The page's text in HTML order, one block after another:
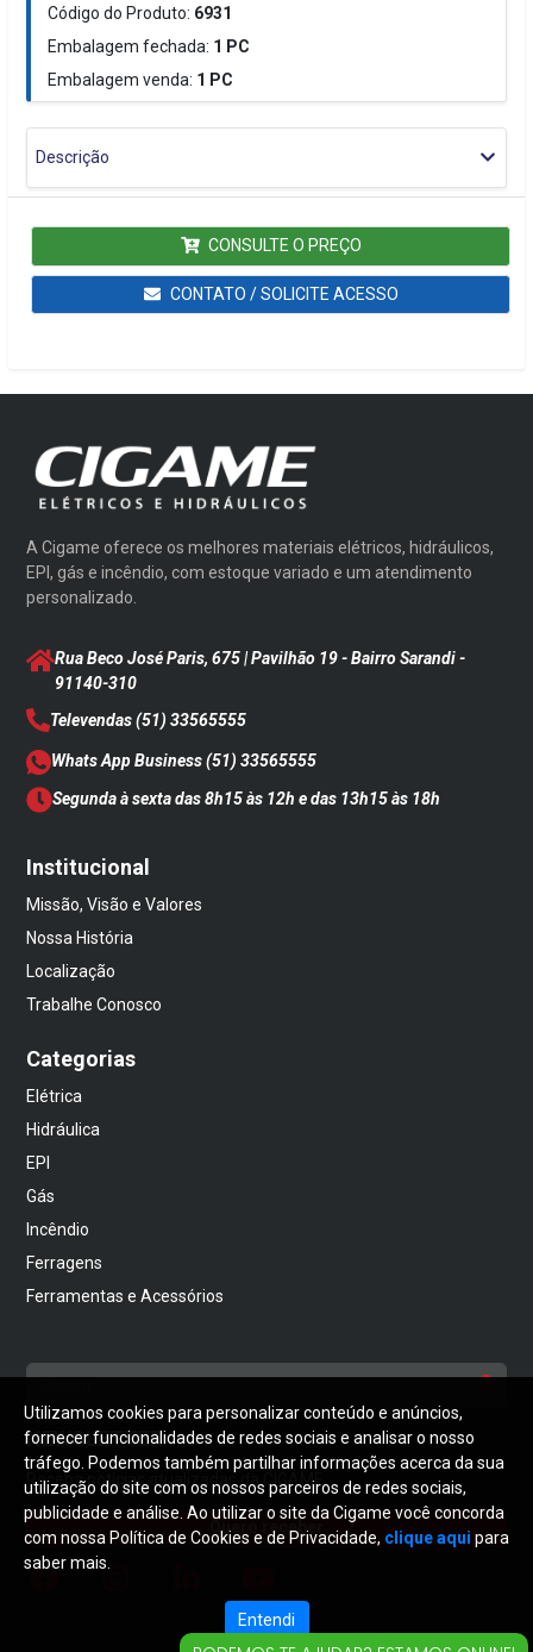
Código do Produto: 6931
Embalagem fechada: 1 PC
Embalagem venda: 1 PC
Descrição
CONSULTE O PREÇO
CONTATO / SOLICITE ACESSO
A Cigame oferece os melhores materiais elétricos, hidráulicos,
EPI, gás e incêndio, com estoque variado e um atendimento
personalizado.
Rua Beco José Paris, 675 | Pavilhão 19 - Bairro Sarandi-
91140-310
Televendas(51) 33565555
Whats App Business(51) 33565555
Segunda à sexta das 8h15 às 12h e das 13h15 às 18h
Institucional
Missão, Visão e Valores
Nossa História
Localização
Trabalhe Conosco
Categorias
Elétrica
Hidráulica
EPI
Gás
Incêndio
Ferragens
Ferramentas e Acessórios
NEWSLETTER
Receba notícias atualizadas da CIGAME
Quero receber
Utilizamos cookies para personalizar conteúdo e anúncios,
fornecer funcionalidades de redes sociais e analisar o nosso
tráfego. Podemos também partilhar informações acerca da sua
utilização do site com os nossos parceiros de redes sociais,
publicidade e análise. Ao utilizar o site da Cigame você concorda
com nossa Política de Cookies e de Privacidade, clique aqui para
saber mais.
Entendi